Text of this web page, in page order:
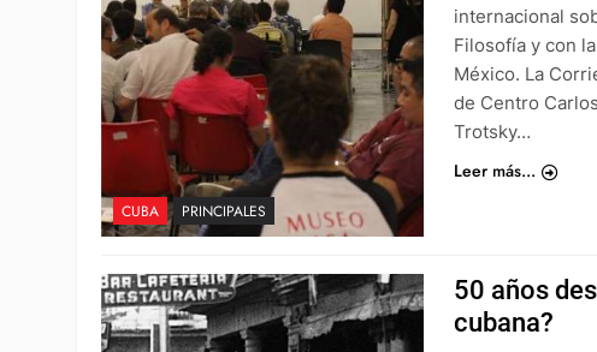
CUBA PRINCIPALES
internacional
Filosofía y con
México. La
de Centro
Trotsky…
Leer más...
50 años
cubana?